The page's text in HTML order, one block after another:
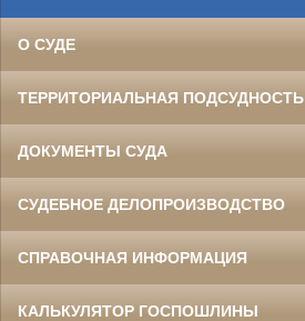
О СУДЕ
ТЕРРИТОРИАЛЬНАЯ ПОДСУДНОСТЬ
ДОКУМЕНТЫ СУДА
СУДЕБНОЕ ДЕЛОПРОИЗВОДСТВО
СПРАВОЧНАЯ ИНФОРМАЦИЯ
КАЛЬКУЛЯТОР ГОСПОШЛИНЫ